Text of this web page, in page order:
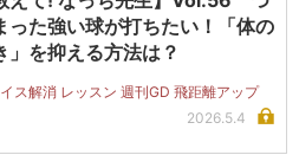
った強い球が打ちたい！「体の
」を抑える方法は？
ス解消 レッスン 週刊GD 飛距離アップ
2026.5.4